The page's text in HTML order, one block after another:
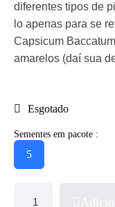
diferentes tipos de
lo apenas para se
Capsicum
amarelos (daí sua
Esgotado
Sementes em pacote :
5